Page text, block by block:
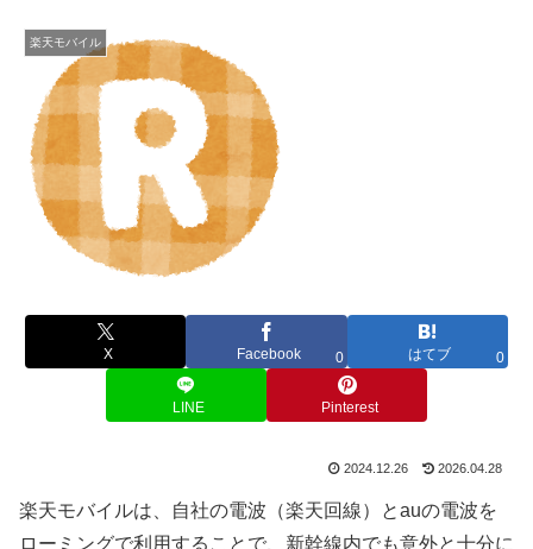
楽天モバイル
X Facebook 0 はてブ 0
LINE Pinterest
2024.12.26 2026.04.28
楽天モバイルは、自社の電波（楽天回線）とauの電波を
ローミングで利用することで、新幹線内でも意外と十分に